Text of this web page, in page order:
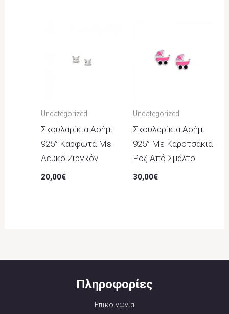
Uncategorized
Σκουλαρίκια Ασήμι
925° Καρφωτά Με
Λευκό Ζιργκόν
20,00€
Uncategorized
Σκουλαρίκια Ασήμι
925° Με Καροτσάκια
Ροζ Από Σμάλτο
30,00€
Πληροφορίες
Επικοινωνία